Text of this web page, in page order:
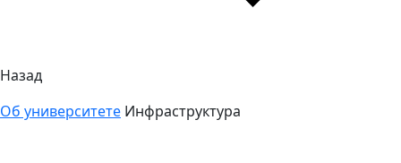
Назад
Об университете Инфраструктура